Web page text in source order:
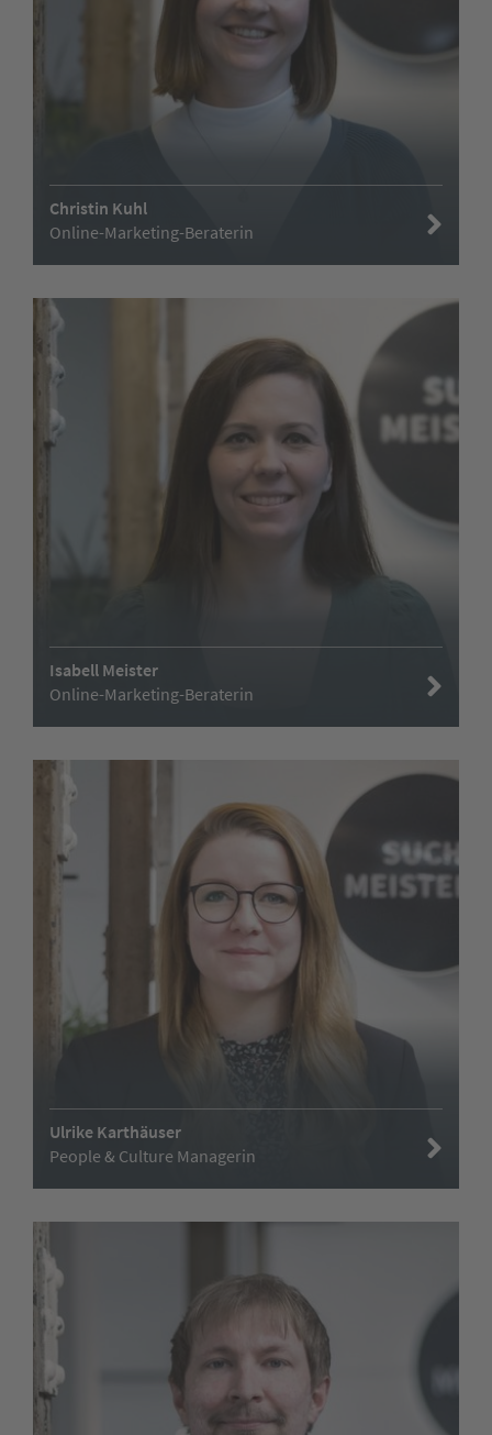
Christin Kuhl
Online-Marketing-Beraterin
Isabell Meister
Online-Marketing-Beraterin
Ulrike Karthäuser
People & Culture Managerin